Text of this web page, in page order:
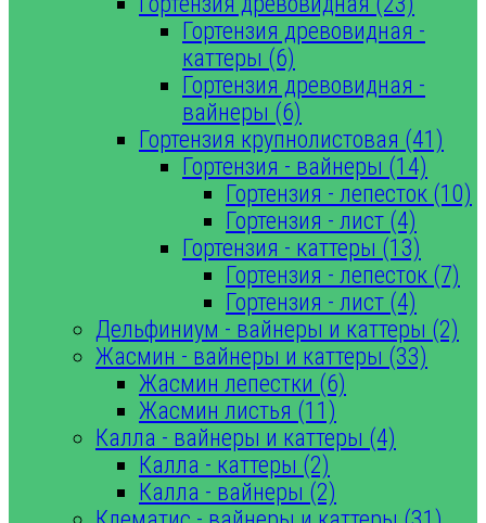
Гортензия древовидная -
каттеры (6)
Гортензия древовидная -
вайнеры (6)
Гортензия крупнолистовая (41)
Гортензия - вайнеры (14)
Гортензия - лепесток (10)
Гортензия - лист (4)
Гортензия - каттеры (13)
Гортензия - лепесток (7)
Гортензия - лист (4)
Дельфиниум - вайнеры и каттеры (2)
Жасмин - вайнеры и каттеры (33)
Жасмин лепестки (6)
Жасмин листья (11)
Калла - вайнеры и каттеры (4)
Калла - каттеры (2)
Калла - вайнеры (2)